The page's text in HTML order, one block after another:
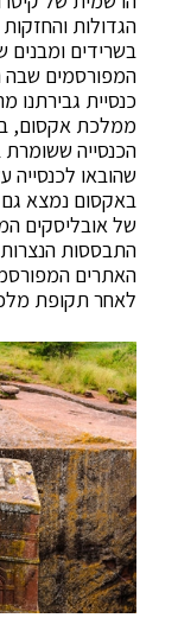
הגדולות
בשרידים
המפורסמים שבה
כנסיית גבירתנו
ממלכת אקסום,
הכנסייה
שהובאו
באקסום נמצא
התבססות
האתרים
לאחר תקופת